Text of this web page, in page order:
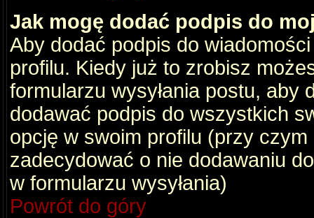
Jak mogę dodać podpis do
Aby dodać podpis do
profilu. Kiedy już to zrobisz
formularzu wysyłania postu,
dodawać podpis do wszystkich
opcję w swoim profilu (przy
zadecydować o nie dodawaniu
w formularzu wysyłania)
Powrót do góry